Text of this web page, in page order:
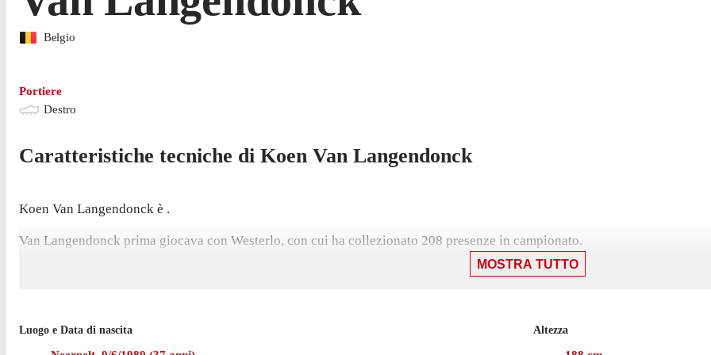
Belgio
Portiere
Destro
Caratteristiche tecniche di Koen Van Langendonck
Koen Van Langendonck è .
Van Langendonck prima giocava con Westerlo, con cui ha collezionato 208 presenze in campionato.
MOSTRA TUTTO
Luogo e Data di nascita Altezza